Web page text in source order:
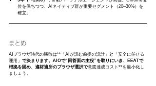
位を保ちつつ、AIネイティブ群が重要セグメント（20–30%）を
確立。
まとめ
AIブラウザ時代の勝敗は**「AIが読む前提の設計」 と 「安全に任せる
運用」 で決まります。AIOで“回答面の主役”を取りにいき、EEATで
根拠を固め、適材適所のブラウザ選択で意図達成コスト**を最小化し
ましょう。